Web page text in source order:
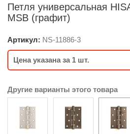
Петля универсальная
MSB (графит)
Артикул: NS-11886-3
Цена указана за 1 шт.
Другие варианты этого товара